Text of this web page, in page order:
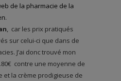
de la pharmacie de la
.
, car les prix pratiqués
sur celui-ci que dans de
J’ai donc trouvé mon
contre une moyenne de
et la crème prodigieuse de